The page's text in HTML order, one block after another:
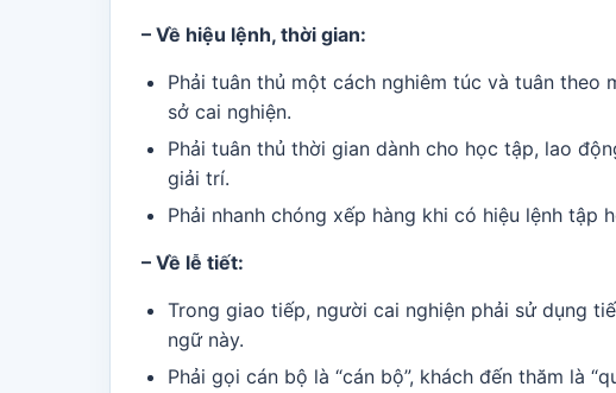
– Về hiệu lệnh, thời gian:
Phải tuân thủ một cách nghiêm túc và tuân theo
sở cai nghiện.
Phải tuân thủ thời gian dành cho học tập, lao
giải trí.
Phải nhanh chóng xếp hàng khi có hiệu lệnh tập
– Về lễ tiết:
Trong giao tiếp, người cai nghiện phải sử dụng
ngữ này.
Phải gọi cán bộ là “cán bộ”, khách đến thăm là